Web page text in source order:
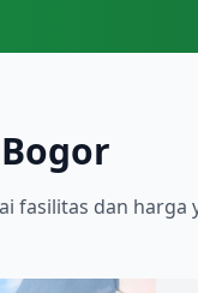
fasilitas dan harga